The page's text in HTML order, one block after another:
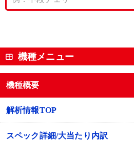
機種メニュー
機種概要
解析情報TOP
スペック詳細/大当たり内訳